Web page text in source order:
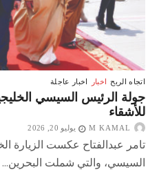
اتجاه الريح اخبار اخبار عاجلة
جولة الرئيس السيسي
للأشقاء
M KAMAL يوليو 20, 2026
تامر عبدالفتاح عكست الزيارة
السيسي، والتي شملت البحرين...